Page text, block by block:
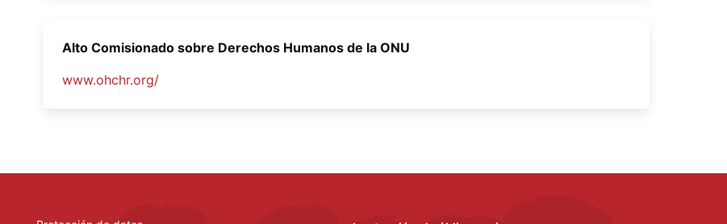
Alto Comisionado sobre Derechos Humanos de la ONU
www.ohchr.org/